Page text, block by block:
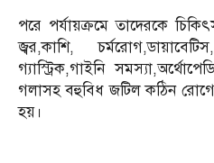
পরে পর্যায়ক্রমে তাদেরকে
জ্বর,কাশি,
গ্যাস্ট্রিক,গাইনি
গলাসহ বহুবিধ জটিল কঠিন
হয়।